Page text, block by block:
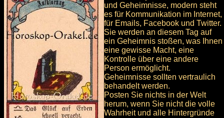
und Geheimnisse, modern steht
es für Kommunikation im Internet,
für Emails, Facebook und Twitter.
Sie werden an diesem Tag auf
ein Geheimnis stoßen, was Ihnen
eine gewisse Macht, eine
Kontrolle über eine andere
Person ermöglicht.
Geheimnisse sollten vertraulich
behandelt werden.
Posten Sie nichts in der Welt
herum, wenn Sie nicht die volle
Wahrheit und alle Hintergründe